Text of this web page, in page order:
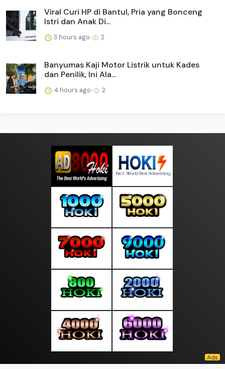
Viral Curi HP di Bantul, Pria yang Bonceng
Istri dan Anak Di...
3 hours ago 2
Banyumas Kaji Motor Listrik untuk Kades
dan Penilik, Ini Ala...
4 hours ago 2